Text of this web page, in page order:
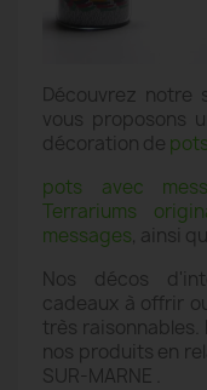
Découvrez notre
vous proposons
décoration de
pots avec
Terrariums
messages, ainsi
Nos décos
cadeaux à offrir
très
nos produits en
SUR-MARNE .